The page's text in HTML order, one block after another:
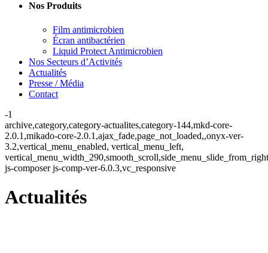
Nos Produits
Film antimicrobien
Écran antibactérien
Liquid Protect Antimicrobien
Nos Secteurs d’Activités
Actualités
Presse / Média
Contact
-1
archive,category,category-actualites,category-144,mkd-core-
2.0.1,mikado-core-2.0.1,ajax_fade,page_not_loaded,,onyx-ver-
3.2,vertical_menu_enabled, vertical_menu_left,
js-composer js-comp-ver-6.0.3,vc_responsive
Actualités